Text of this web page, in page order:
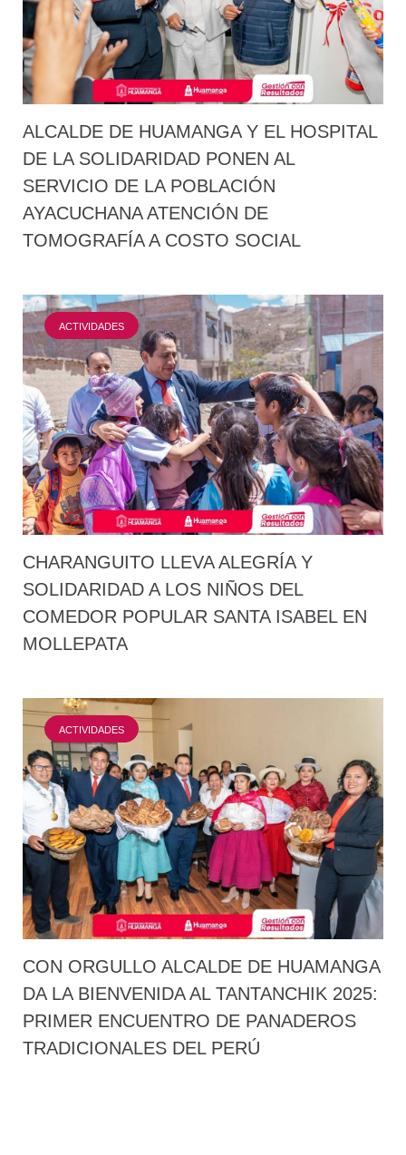
ALCALDE DE HUAMANGA Y EL HOSPITAL
DE LA SOLIDARIDAD PONEN AL
SERVICIO DE LA POBLACIÓN
AYACUCHANA ATENCIÓN DE
TOMOGRAFÍA A COSTO SOCIAL
ACTIVIDADES
CHARANGUITO LLEVA ALEGRÍA Y
SOLIDARIDAD A LOS NIÑOS DEL
COMEDOR POPULAR SANTA ISABEL EN
MOLLEPATA
ACTIVIDADES
CON ORGULLO ALCALDE DE HUAMANGA
DA LA BIENVENIDA AL TANTANCHIK 2025:
PRIMER ENCUENTRO DE PANADEROS
TRADICIONALES DEL PERÚ